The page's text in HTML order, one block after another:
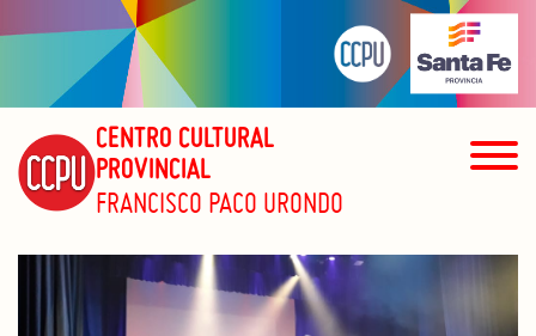
CENTRO CULTURAL
PROVINCIAL
FRANCISCO PACO URONDO